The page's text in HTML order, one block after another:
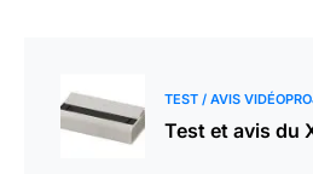
TEST / AVIS
Test et avis du